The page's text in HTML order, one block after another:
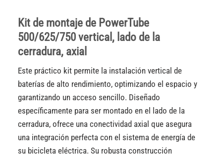
Kit de montaje de PowerTube
500/625/750 vertical, lado de la
cerradura, axial
Este práctico kit permite la instalación vertical de
baterías de alto rendimiento, optimizando el espacio y
garantizando un acceso sencillo. Diseñado
específicamente para ser montado en el lado de la
cerradura, ofrece una conectividad axial que asegura
una integración perfecta con el sistema de energía de
su bicicleta eléctrica. Su robusta construcción